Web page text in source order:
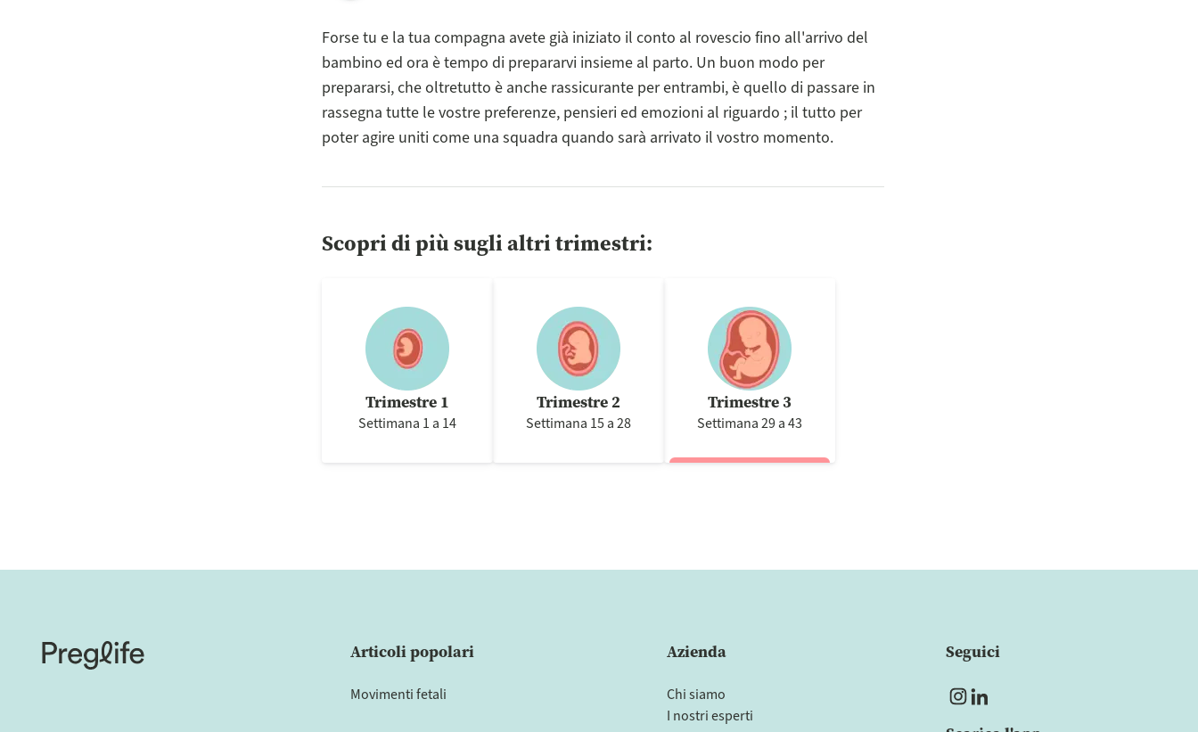
Forse tu e la tua compagna avete già iniziato il conto al rovescio fino all'arrivo del
bambino ed ora è tempo di prepararvi insieme al parto. Un buon modo per
prepararsi, che oltretutto è anche rassicurante per entrambi, è quello di passare in
rassegna tutte le vostre preferenze, pensieri ed emozioni al riguardo ; il tutto per
poter agire uniti come una squadra quando sarà arrivato il vostro momento.
Scopri di più sugli altri trimestri:
Trimestre 1
Settimana 1 a 14
Trimestre 2
Settimana 15 a 28
Trimestre 3
Settimana 29 a 43
Articoli popolari
Movimenti fetali
Azienda
Chi siamo
I nostri esperti
Seguici